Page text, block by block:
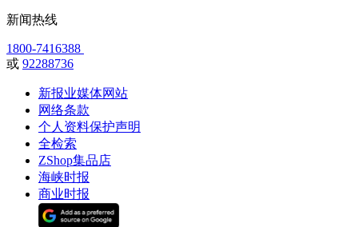
新闻热线
1800-7416388
或 92288736
新报业媒体网站
网络条款
个人资料保护声明
全检索
ZShop集品店
海峡时报
商业时报